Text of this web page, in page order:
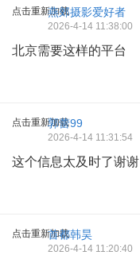
点击重新加载燕郊摄影爱好者
2026-4-14 11:38:00
北京需要这样的平台
点击重新加载
郭蕾99
2026-4-14 11:31:54
这个信息太及时了谢谢
点击重新加载首都韩昊
2026-4-14 11:20:40